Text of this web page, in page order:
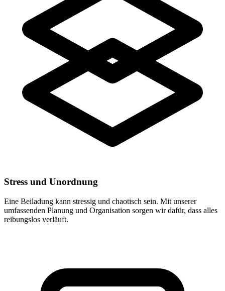
Stress und Unordnung
Eine Beiladung kann stressig und chaotisch sein. Mit unserer
umfassenden Planung und Organisation sorgen wir dafür, dass alles
reibungslos verläuft.